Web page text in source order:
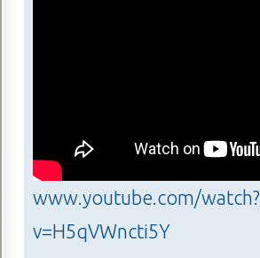
www.youtube.com/watch?
v=H5qVWncti5Y